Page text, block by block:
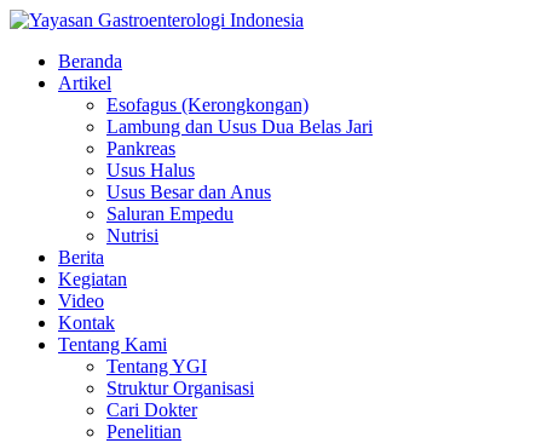
Beranda
Artikel
Esofagus (Kerongkongan)
Lambung dan Usus Dua Belas Jari
Pankreas
Usus Halus
Usus Besar dan Anus
Saluran Empedu
Nutrisi
Berita
Kegiatan
Video
Kontak
Tentang Kami
Tentang YGI
Struktur Organisasi
Cari Dokter
Penelitian